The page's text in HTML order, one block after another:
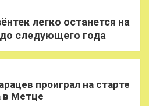
легко останется на
следующего года
проиграл на старте
в Метце